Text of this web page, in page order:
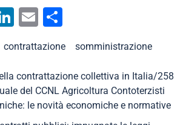
LinkedIn
Email
contrattazione somministrazione
contrattazione collettiva in Italia/258
del CCNL Agricoltura Contoterzisti
le novità economiche e normative